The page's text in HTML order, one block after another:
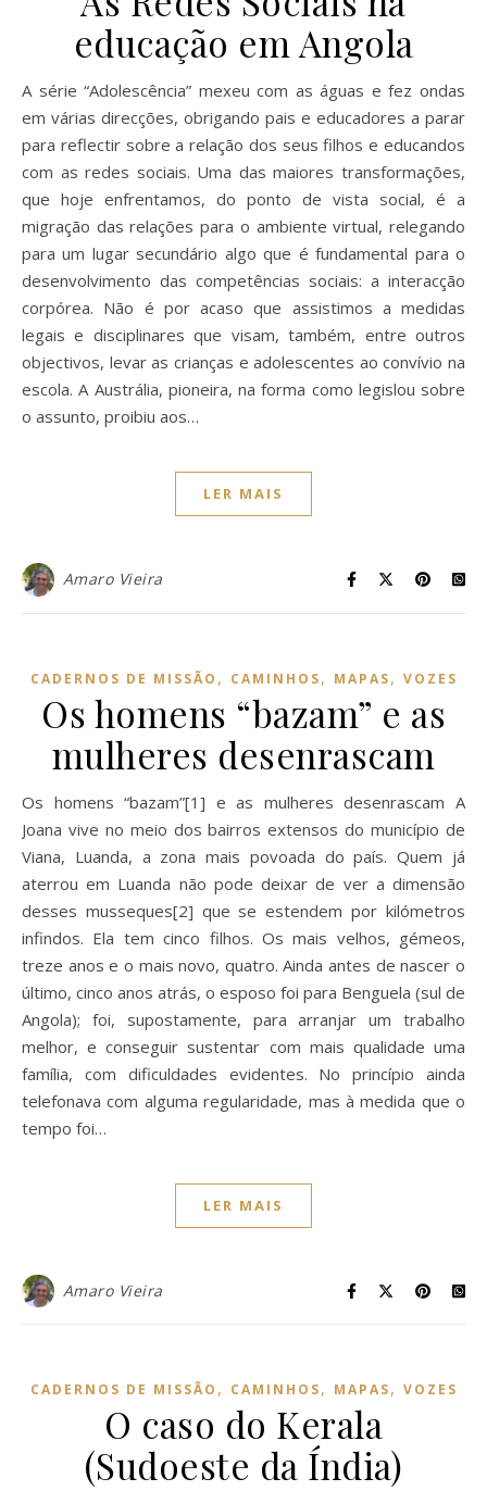
educação em Angola
A série “Adolescência” mexeu com as águas e fez ondas
em várias direcções, obrigando pais e educadores a parar
para reflectir sobre a relação dos seus filhos e educandos
com as redes sociais. Uma das maiores transformações,
que hoje enfrentamos, do ponto de vista social, é a
migração das relações para o ambiente virtual, relegando
para um lugar secundário algo que é fundamental para o
desenvolvimento das competências sociais: a interacção
corpórea. Não é por acaso que assistimos a medidas
legais e disciplinares que visam, também, entre outros
objectivos, levar as crianças e adolescentes ao convívio na
escola. A Austrália, pioneira, na forma como legislou sobre
o assunto, proibiu aos…
LER MAIS
Amaro Vieira
CADERNOS DE MISSÃO , CAMINHOS, MAPAS, VOZES
Os homens “bazam” e as
mulheres desenrascam
Os homens “bazam”[1] e as mulheres desenrascam A
Joana vive no meio dos bairros extensos do município de
Viana, Luanda, a zona mais povoada do país. Quem já
aterrou em Luanda não pode deixar de ver a dimensão
desses musseques[2] que se estendem por kilómetros
infindos. Ela tem cinco filhos. Os mais velhos, gémeos,
treze anos e o mais novo, quatro. Ainda antes de nascer o
último, cinco anos atrás, o esposo foi para Benguela (sul de
Angola); foi, supostamente, para arranjar um trabalho
melhor, e conseguir sustentar com mais qualidade uma
família, com dificuldades evidentes. No princípio ainda
telefonava com alguma regularidade, mas à medida que o
tempo foi…
LER MAIS
Amaro Vieira
CADERNOS DE MISSÃO , CAMINHOS, MAPAS, VOZES
O caso do Kerala
(Sudoeste da Índia)